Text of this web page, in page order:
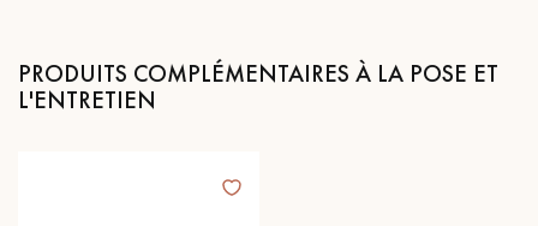
PRODUITS COMPLÉMENTAIRES À LA POSE ET
L'ENTRETIEN